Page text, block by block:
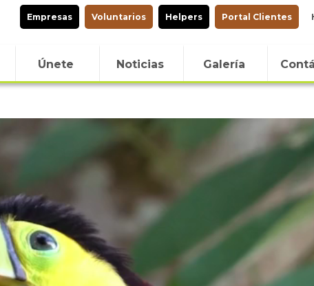
Empresas Voluntarios Helpers Portal Clientes
Únete Noticias Galería